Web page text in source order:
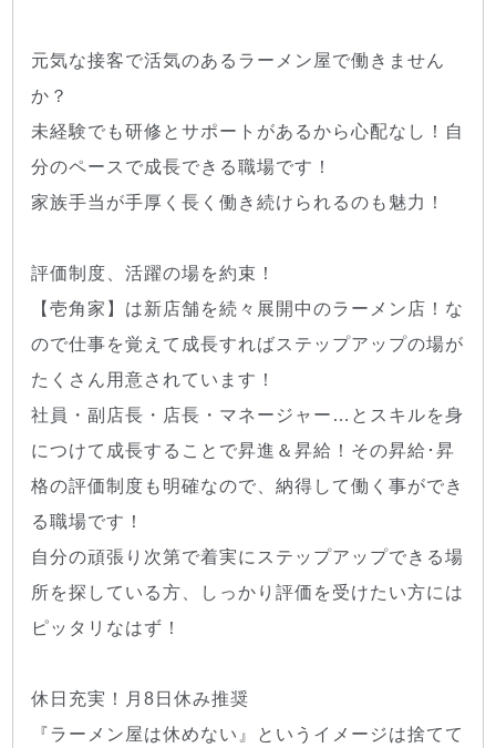
元気な接客で活気のあるラーメン屋で働きません
か？
未経験でも研修とサポートがあるから心配なし！自
分のペースで成長できる職場です！
家族手当が手厚く長く働き続けられるのも魅力！
評価制度、活躍の場を約束！
【壱角家】は新店舗を続々展開中のラーメン店！な
ので仕事を覚えて成長すればステップアップの場が
たくさん用意されています！
社員・副店長・店長・マネージャー…とスキルを身
につけて成長することで昇進＆昇給！その昇給･昇
格の評価制度も明確なので、納得して働く事ができ
る職場です！
自分の頑張り次第で着実にステップアップできる場
所を探している方、しっかり評価を受けたい方には
ピッタリなはず！
休日充実！月8日休み推奨
『ラーメン屋は休めない』というイメージは捨てて